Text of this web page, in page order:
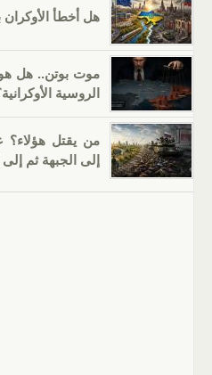
هل أخطأ الأوكران
موت بوتن.. هل هو
الروسية
من يقتل هؤلاء؟
إلى الجبهة ثم